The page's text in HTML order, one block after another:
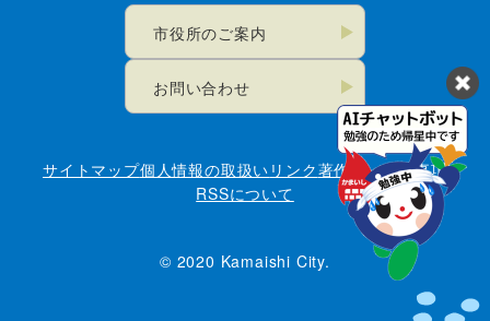
市役所のご案内
お問い合わせ
サイトマップ個人情報の取扱い リンク著作権・免責事項
RSSについて
© 2020 Kamaishi City.